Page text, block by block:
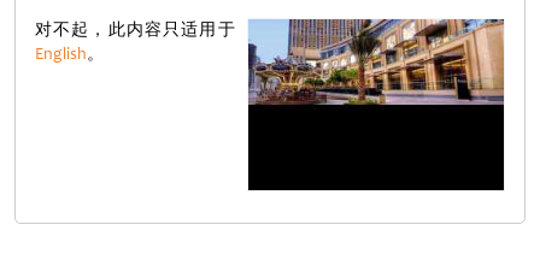
Weibo
享
对不起，此内容只适用于
English。